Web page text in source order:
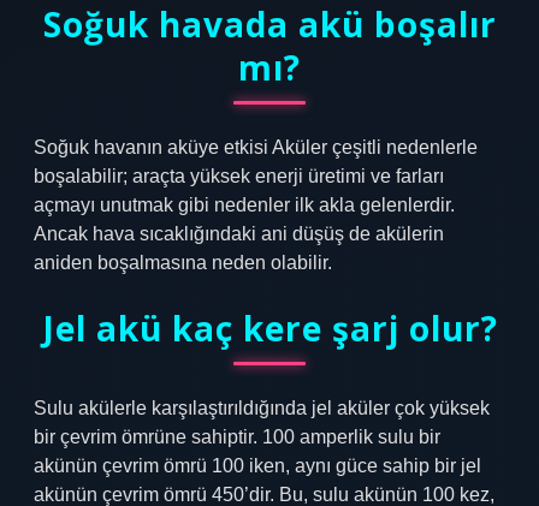
Soğuk havada akü boşalır
mı?
Soğuk havanın aküye etkisi Aküler çeşitli nedenlerle
boşalabilir; araçta yüksek enerji üretimi ve farları
açmayı unutmak gibi nedenler ilk akla gelenlerdir.
Ancak hava sıcaklığındaki ani düşüş de akülerin
aniden boşalmasına neden olabilir.
Jel akü kaç kere şarj olur?
Sulu akülerle karşılaştırıldığında jel aküler çok yüksek
bir çevrim ömrüne sahiptir. 100 amperlik sulu bir
akünün çevrim ömrü 100 iken, aynı güce sahip bir jel
akünün çevrim ömrü 450’dir. Bu, sulu akünün 100 kez,